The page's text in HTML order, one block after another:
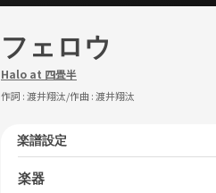
フェロウ
Halo at 四畳半
作詞 :渡井翔汰/作曲 :渡井翔汰
楽譜設定
楽器